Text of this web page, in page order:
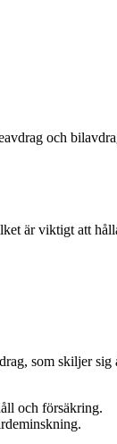
och
är viktigt att
som skiljer
och försäkring.